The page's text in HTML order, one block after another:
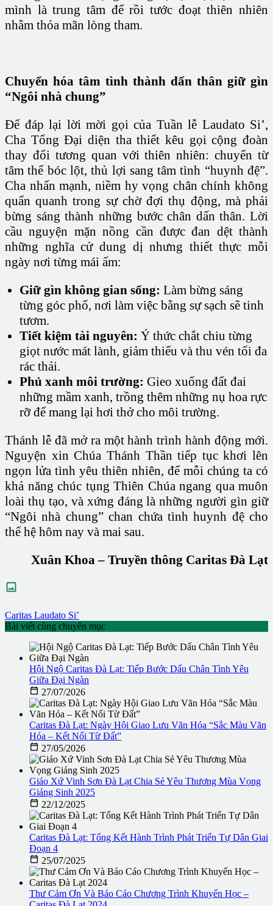
mình là trung tâm để rồi tước đoạt thiên nhiên
nhằm thỏa mãn lòng tham.
Chuyển hóa tâm tình thành dấn thân giữ gìn
“Ngôi nhà chung”
Để đáp lại lời mời gọi của Tuần lễ Laudato Si’,
Cha Tổng Đại diện tha thiết kêu gọi cộng đoàn
thay đổi tương quan với thiên nhiên: chuyển từ
tâm thế bóc lột, thủ lợi sang tâm tình “huynh đệ”.
Cha nhấn mạnh, niềm hy vọng chân chính không
quẩn quanh trong sự chờ đợi thụ động, mà phải
bừng sáng thành những bước chân dấn thân. Lời
cầu nguyện mặn nồng cần được đan dệt thành
những nghĩa cử dung dị nhưng thiết thực mỗi
ngày nơi từng mái ấm:
Giữ gìn không gian sống: Làm bừng sáng
từng góc phố, nơi làm việc bằng sự sạch sẽ tinh
tươm.
Tiết kiệm tài nguyên: Ý thức chắt chiu từng
giọt nước mát lành, giảm thiểu và thu vén tối đa
rác thải.
Phủ xanh môi trường: Gieo xuống đất đai
những mầm xanh, trồng thêm những nụ hoa rực
rỡ để mang lại hơi thở cho môi trường.
Thánh lễ đã mở ra một hành trình hành động mới.
Nguyện xin Chúa Thánh Thần tiếp tục khơi lên
ngọn lửa tình yêu thiên nhiên, để mỗi chúng ta có
khả năng chúc tụng Thiên Chúa ngang qua muôn
loài thụ tạo, và xứng đáng là những người gìn giữ
“Ngôi nhà chung” chan chứa tình huynh đệ cho
thế hệ hôm nay và mai sau.
Xuân Khoa – Truyền thông Caritas Đà Lạt

Caritas Laudato Si’
Bài viết cùng chuyên mục
Hội Ngộ Caritas Đà Lạt: Tiếp Bước Dấu Chân Tình Yêu
Giữa Đại Ngàn
 27/07/2026
Caritas Đà Lạt: Ngày Hội Giao Lưu Văn Hóa “Sắc Màu Văn
Hóa – Kết Nối Từ Đất”
 27/05/2026
Giáo Xứ Vinh Sơn Đà Lạt Chia Sẻ Yêu Thương Mùa Vọng
Giáng Sinh 2025
 22/12/2025
Caritas Đà Lạt: Tổng Kết Hành Trình Phát Triển Tự Dân Giai
Đoạn 4
 25/07/2025
Thư Cảm Ơn Và Báo Cáo Chương Trình Khuyến Học –